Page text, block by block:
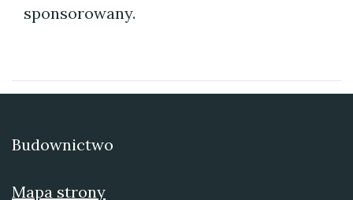
sponsorowany.
Budownictwo
Mapa strony